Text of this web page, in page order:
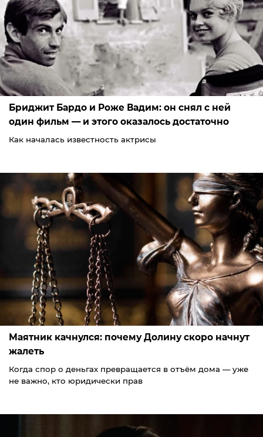
Бриджит Бардо и Роже Вадим: он снял с ней
один фильм — и этого оказалось достаточно
Как началась известность актрисы
Маятник качнулся: почему Долину скоро начнут
жалеть
Когда спор о деньгах превращается в отъём дома — уже
не важно, кто юридически прав